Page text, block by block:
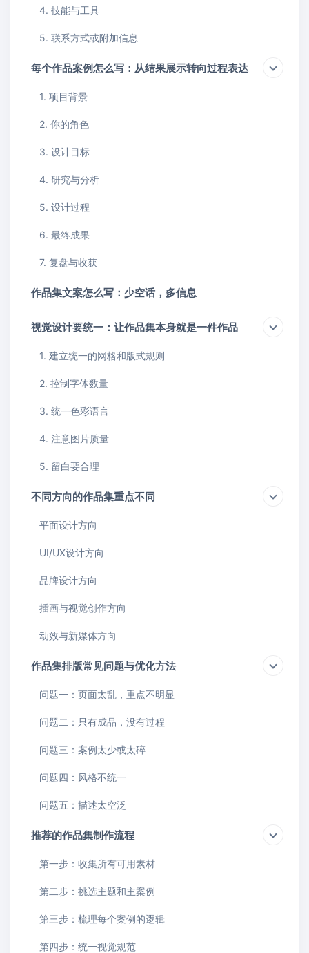
4. 技能与工具
5. 联系方式或附加信息
每个作品案例怎么写：从结果展示转向过程表达
1. 项目背景
2. 你的角色
3. 设计目标
4. 研究与分析
5. 设计过程
6. 最终成果
7. 复盘与收获
作品集文案怎么写：少空话，多信息
视觉设计要统一：让作品集本身就是一件作品
1. 建立统一的网格和版式规则
2. 控制字体数量
3. 统一色彩语言
4. 注意图片质量
5. 留白要合理
不同方向的作品集重点不同
平面设计方向
UI/UX设计方向
品牌设计方向
插画与视觉创作方向
动效与新媒体方向
作品集排版常见问题与优化方法
问题一：页面太乱，重点不明显
问题二：只有成品，没有过程
问题三：案例太少或太碎
问题四：风格不统一
问题五：描述太空泛
推荐的作品集制作流程
第一步：收集所有可用素材
第二步：挑选主题和主案例
第三步：梳理每个案例的逻辑
第四步：统一视觉规范